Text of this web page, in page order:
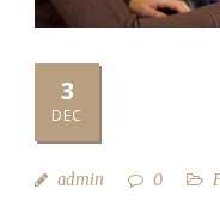
3
DEC
admin 0